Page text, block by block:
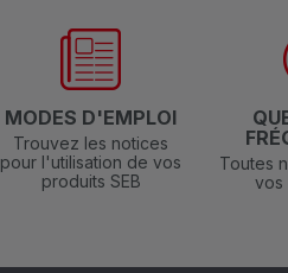
MODES D'EMPLOI
Trouvez les notices
pour l'utilisation de vos
produits SEB
Toutes
vos